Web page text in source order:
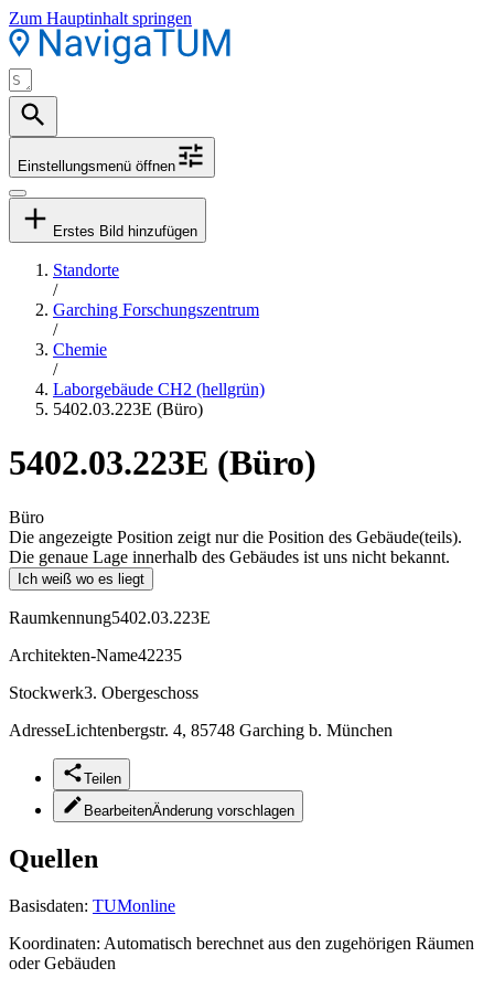
Zum Hauptinhalt springen
Einstellungsmenü öffnen
Erstes Bild hinzufügen
Standorte
/
Garching Forschungszentrum
/
Chemie
/
Laborgebäude CH2 (hellgrün)
5402.03.223E (Büro)
5402.03.223E (Büro)
Büro
Die angezeigte Position zeigt nur die Position des Gebäude(teils).
Die genaue Lage innerhalb des Gebäudes ist uns nicht bekannt.
Ich weiß wo es liegt
Raumkennung5402.03.223E
Architekten-Name42235
Stockwerk3. Obergeschoss
AdresseLichtenbergstr. 4, 85748 Garching b. München
Teilen
BearbeitenÄnderung vorschlagen
Quellen
Basisdaten: TUMonline
Koordinaten: Automatisch berechnet aus den zugehörigen Räumen
oder Gebäuden